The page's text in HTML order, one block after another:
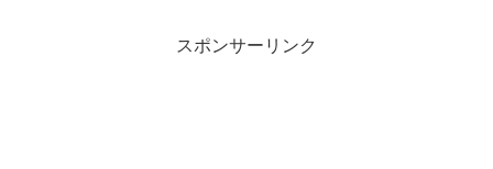
スポンサーリンク